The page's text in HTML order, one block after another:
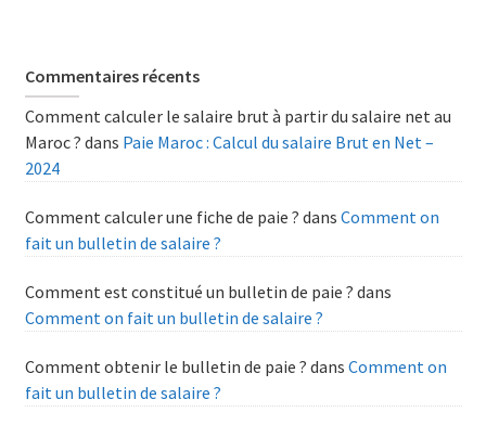
Commentaires récents
Comment calculer le salaire brut à partir du salaire net au
Maroc ? dans Paie Maroc : Calcul du salaire Brut en Net –
2024
Comment calculer une fiche de paie ? dans Comment on
fait un bulletin de salaire ?
Comment est constitué un bulletin de paie ? dans
Comment on fait un bulletin de salaire ?
Comment obtenir le bulletin de paie ? dans Comment on
fait un bulletin de salaire ?